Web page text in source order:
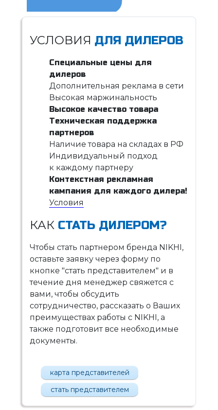
УСЛОВИЯ ДЛЯ ДИЛЕРОВ
Специальные цены для
дилеров
Дополнительная реклама в сети
Высокая маржинальность
Высокое качество товара
Техническая поддержка
партнеров
Наличие товара на складах в РФ
Индивидуальный подход
к каждому партнеру
Контекстная рекламная
кампания для каждого дилера!
Условия
КАК СТАТЬ ДИЛЕРОМ?
Чтобы стать партнером бренда NIKHI,
оставьте заявку через форму по
кнопке "стать представителем" и в
течение дня менеджер свяжется с
вами, чтобы обсудить
сотрудничество, рассказать о Ваших
преимуществах работы с NIKHI, а
также подготовит все необходимые
документы.
карта представителей
стать представителем